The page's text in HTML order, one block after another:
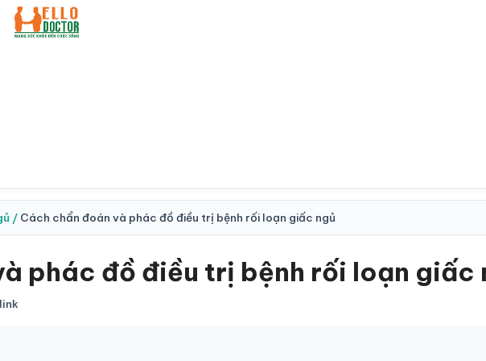
/ Cách chẩn đoán và phác đồ điều trị bệnh rối loạn giấc ngủ
phác đồ điều trị bệnh rối loạn giấc